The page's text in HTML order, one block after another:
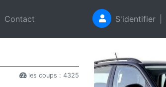
Contact S'identifier
les coups : 4325